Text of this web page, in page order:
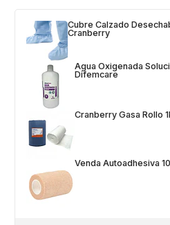
Cubre Calzado
Cranberry
Agua Oxigenada
Difemcare
Cranberry Gasa Rollo
Venda Autoadhesiva